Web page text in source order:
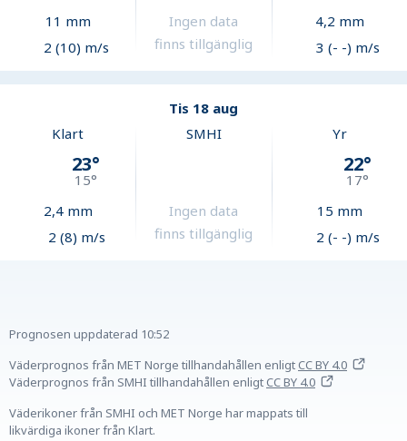
11 mm
2 (10) m/s
Ingen data
finns tillgänglig
4,2 mm
3 (- -) m/s
Tis 18 aug
Klart
23°
15°
2,4mm
2 (8) m/s
SMHI
Ingen data
finns tillgänglig
Yr
22°
17°
15 mm
2 (- -) m/s
Prognosen uppdaterad 10:52
Väderprognos från MET Norge tillhandahållen enligtCC BY 4.0
Väderprognos från SMHI tillhandahållen enligtCC BY 4.0
Väderikoner från SMHI och MET Norge har mappats till
likvärdiga ikoner från Klart.